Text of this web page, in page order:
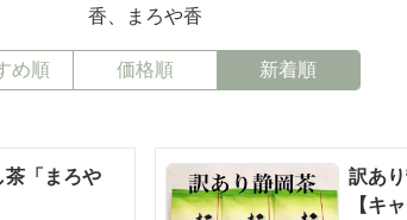
香、まろや香
め順 価格順 新着順
茶「まろや
訳あ
【キ